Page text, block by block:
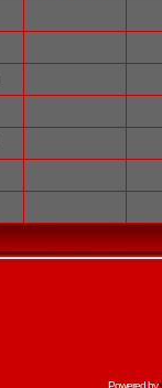
Powered by